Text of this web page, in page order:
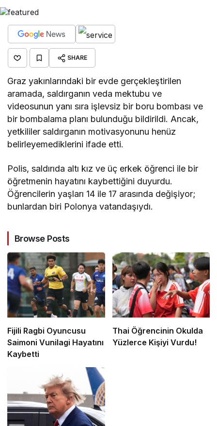
SHARE
Graz yakınlarındaki bir evde gerçekleştirilen
aramada, saldırganın veda mektubu ve
videosunun yanı sıra işlevsiz bir boru bombası ve
bir bombalama planı bulunduğu bildirildi. Ancak,
yetkililer saldırganın motivasyonunu henüz
belirleyemediklerini ifade etti.
Polis, saldırıda altı kız ve üç erkek öğrenci ile bir
öğretmenin hayatını kaybettiğini duyurdu.
Öğrencilerin yaşları 14 ile 17 arasında değişiyor;
bunlardan biri Polonya vatandaşıydı.
Browse Posts
Fijili Ragbi Oyuncusu
Saimoni Vunilagi Hayatını
Kaybetti
Thai Öğrencinin Okulda
Yüzlerce Kişiyi Vurdu!